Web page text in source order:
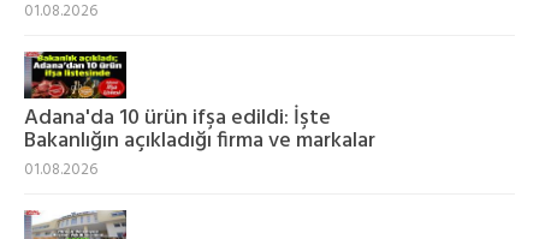
01.08.2026
Adana'da 10 ürün ifşa edildi: İşte
Bakanlığın açıkladığı firma ve markalar
01.08.2026